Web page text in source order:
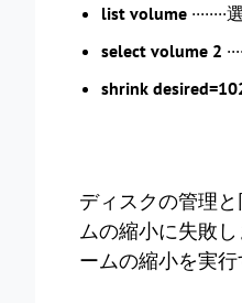
list volume
select volume 2
shrink
ディスクの管理
ムの縮小に失敗
ームの縮小を実行